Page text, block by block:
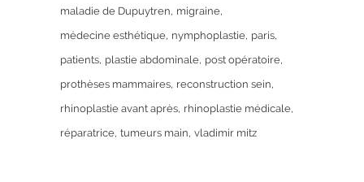
maladie de Dupuytren migraine
médecine esthétique nymphoplastie paris
patients plastie abdominale post opératoire
prothèses mammaires reconstruction sein
rhinoplastie avant après rhinoplastie médicale
réparatrice tumeurs main vladimir mitz